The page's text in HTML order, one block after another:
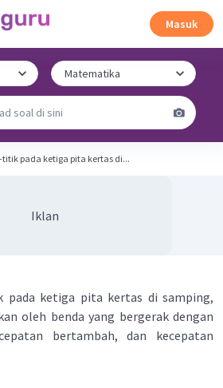
Masuk
pada ketiga pita kertas di...
Iklan
ketiga pita kertas di samping,
oleh benda yang bergerak dengan
bertambah, dan kecepatan